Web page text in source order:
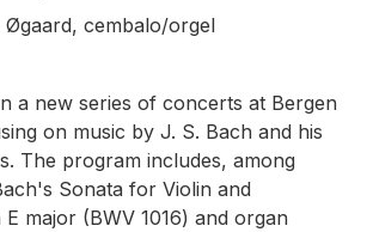
cembalo/orgel
a new series of concerts at Bergen
on music by J. S. Bach and his
The program includes, among
Sonata for Violin and
major (BWV 1016) and organ